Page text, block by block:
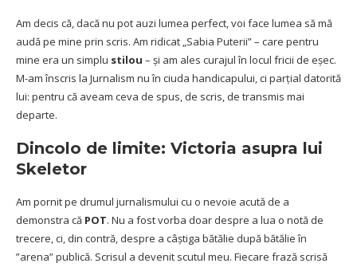
Am decis că, dacă nu pot auzi lumea perfect, voi face lumea să mă
audă pe mine prin scris. Am ridicat „Sabia Puterii” – care pentru
mine era un simplu stilou – și am ales curajul în locul fricii de eșec.
M-am înscris la Jurnalism nu în ciuda handicapului, ci parțial datorită
lui: pentru că aveam ceva de spus, de scris, de transmis mai
departe.
Dincolo de limite: Victoria asupra lui
Skeletor
Am pornit pe drumul jurnalismului cu o nevoie acută de a
demonstra că POT. Nu a fost vorba doar despre a lua o notă de
trecere, ci, din contră, despre a câștiga bătălie după bătălie în
”arena” publică. Scrisul a devenit scutul meu. Fiecare frază scrisă